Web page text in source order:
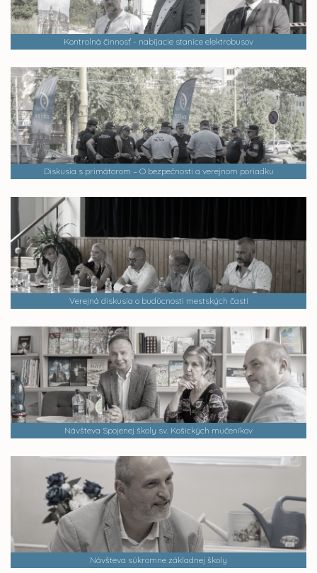
Kontrolná činnosť - nabíjacie stanice elektrobusov
Diskusia s primátorom – O bezpečnosti a verejnom poriadku
Verejná diskusia o budúcnosti mestských častí
Návšteva Spojenej školy sv. Košických mučeníkov
Návšteva súkromne základnej školy